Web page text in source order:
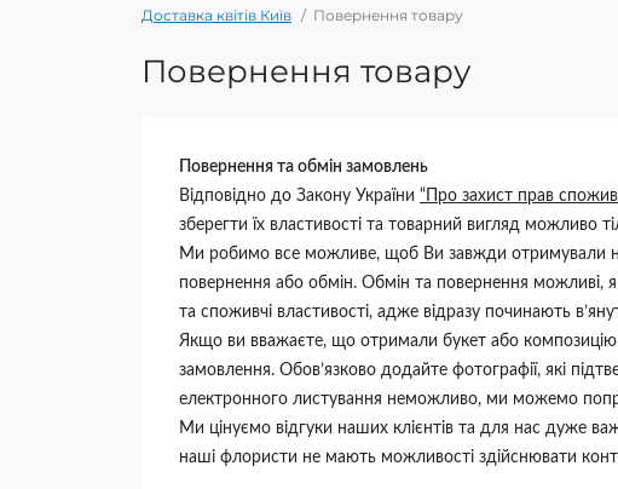
Доставка квітів Київ Повернення товару
Повернення товару
Повернення та обмін замовлень
Відповідно до Закону України “Про захист прав
зберегти їх властивості та товарний вигляд можливо
Ми робимо все можливе, щоб Ви завжди отримували
повернення або обмін. Обмін та повернення можливі,
та споживчі властивості, адже відразу починають
Якщо ви вважаєте, що отримали букет або композицію
замовлення. Обов’язково додайте фотографії, які
електронного листування неможливо, ми можемо
Ми цінуємо відгуки наших клієнтів та для нас дуже
наші флористи не мають можливості здійснювати